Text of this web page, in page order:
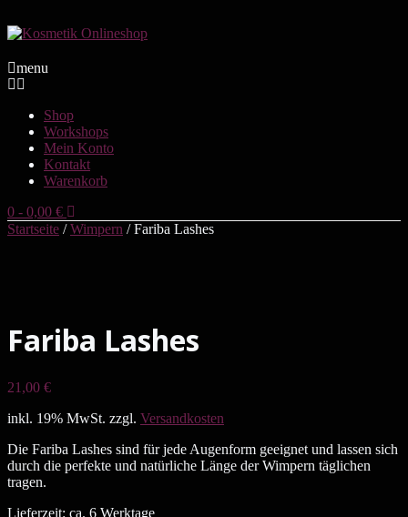
menu
Shop
Workshops
Mein Konto
Kontakt
Warenkorb
0 - 0,00 €
Startseite /Wimpern / Fariba Lashes
Fariba Lashes
21,00 €
inkl. 19% MwSt. zzgl. Versandkosten
Die Fariba Lashes sind für jede Augenform geeignet und lassen sich
durch die perfekte und natürliche Länge der Wimpern täglichen
tragen.
Lieferzeit: ca. 6 Werktage